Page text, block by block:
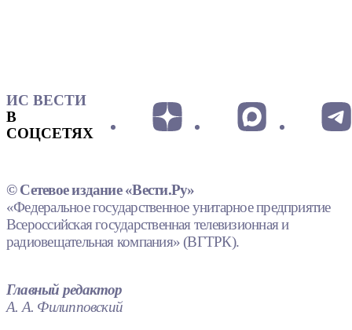
ИС ВЕСТИ
В
СОЦСЕТЯХ
© Сетевое издание «Вести.Ру»
«Федеральное государственное унитарное предприятие
Всероссийская государственная телевизионная и
радиовещательная компания» (ВГТРК).
Главный редактор
А. А. Филипповский